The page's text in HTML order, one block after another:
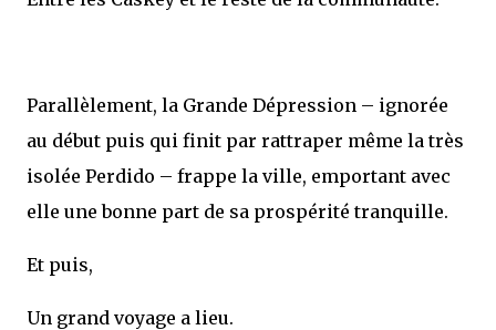
Parallèlement, la Grande Dépression – ignorée
au début puis qui finit par rattraper même la très
isolée Perdido – frappe la ville, emportant avec
elle une bonne part de sa prospérité tranquille.
Et puis,
Un grand voyage a lieu.